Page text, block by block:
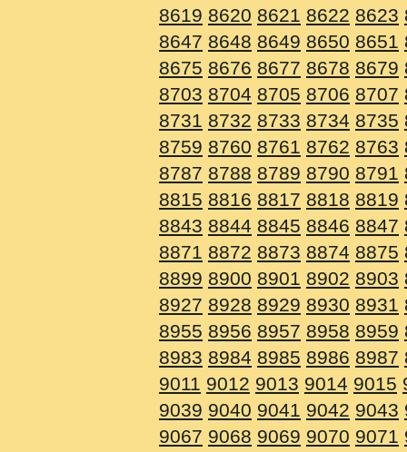
8619 8620 8621 8622 8623
8647 8648 8649 8650 8651
8675 8676 8677 8678 8679
8703 8704 8705 8706 8707
8731 8732 8733 8734 8735
8759 8760 8761 8762 8763
8787 8788 8789 8790 8791
8815 8816 8817 8818 8819
8843 8844 8845 8846 8847
8871 8872 8873 8874 8875
8899 8900 8901 8902 8903
8927 8928 8929 8930 8931
8955 8956 8957 8958 8959
8983 8984 8985 8986 8987
9011 9012 9013 9014 9015
9039 9040 9041 9042 9043
9067 9068 9069 9070 9071